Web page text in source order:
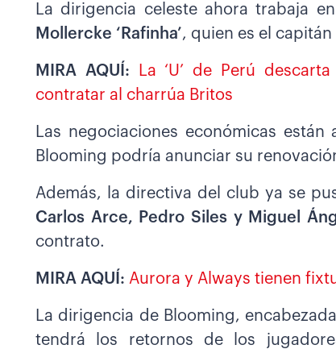
La dirigencia celeste ahora trabaja en
Mollercke ‘Rafinha’, quien es el
MIRA AQUÍ:
La ‘U’ de Perú
contratar al charrúa Britos
Las negociaciones económicas
Blooming podría anunciar su
Además, la directiva del club ya se
Carlos Arce, Pedro Siles y Miguel
contrato.
MIRA AQUÍ: Aurora y Always tienen
La dirigencia de Blooming,
tendrá los retornos de los